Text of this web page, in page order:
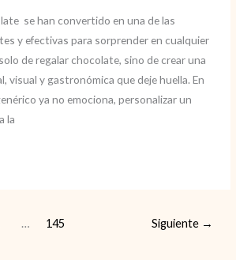
se han convertido en una de las
y efectivas para sorprender en cualquier
de regalar chocolate, sino de crear una
visual y gastronómica que deje huella. En
ya no emociona, personalizar un
la
… 145 Siguiente →